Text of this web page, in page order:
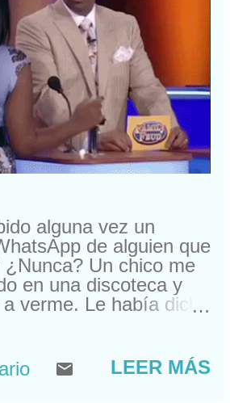
alguna vez un
de alguien que
¿Nunca? Un chico me
en una discoteca y
verme. Le había dicho
Estuve a punto
Pero resulta
LEER MÁS